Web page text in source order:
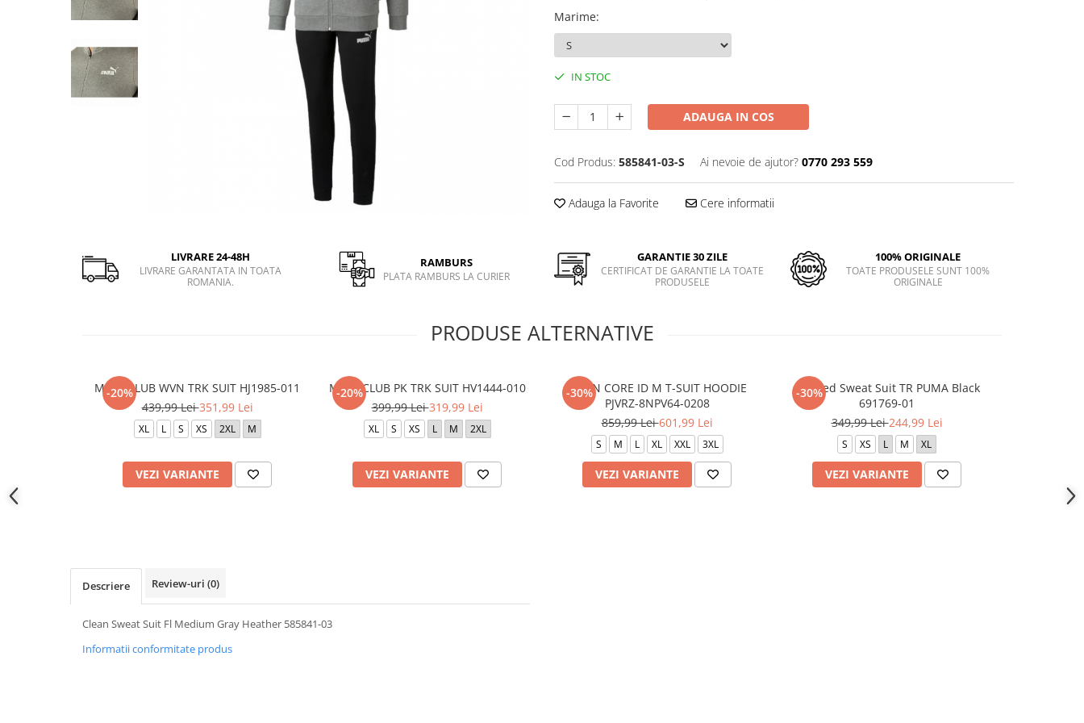
Slapi femei
Sandale & Slapi copii
Marime:
IN STOC
ADAUGA IN COS
Cod Produs: 585841-03-S Ai nevoie de ajutor? 0770 293 559
Adauga la Favorite Cere informatii
LIVRARE 24-48H
LIVRARE GARANTATA IN TOATA
ROMANIA.
RAMBURS
PLATA RAMBURS LA CURIER
GARANTIE 30 ZILE
CERTIFICAT DE GARANTIE LA TOATE
PRODUSELE
100% ORIGINALE
TOATE PRODUSELE SUNT 100%
ORIGINALE
PRODUSE ALTERNATIVE
-20%
M NK CLUB WVN TRK SUIT HJ1985-011
439,99 Lei351,99 Lei
XL L S XS 2XL M
VEZI VARIANTE
-20%
M NK CLUB PK TRK SUIT HV1444-010
399,99 Lei319,99 Lei
XL S XS L M 2XL
VEZI VARIANTE
-30%
TRAIN CORE ID M T-SUIT HOODIE
PJVRZ-8NPV64-0208
859,99 Lei601,99 Lei
S M L XL XXL 3XL
VEZI VARIANTE
-30%
Hooded Sweat Suit TR PUMA Black
691769-01
349,99 Lei244,99 Lei
S XS L M XL
VEZI VARIANTE
Descriere Review-uri (0)
Clean Sweat Suit Fl Medium Gray Heather 585841-03
Informatii conformitate produs